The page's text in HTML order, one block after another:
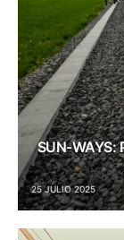
SUN-WAYS:
25 JULIO 2025